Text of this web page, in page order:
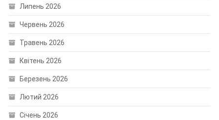
Липень 2026
Червень 2026
Травень 2026
Квітень 2026
Березень 2026
Лютий 2026
Січень 2026